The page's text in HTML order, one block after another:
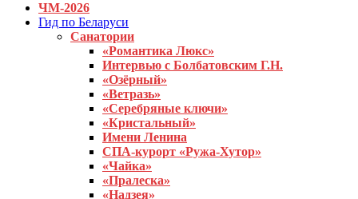
ЧМ-2026
Гид по Беларуси
Санатории
«Романтика Люкс»
Интервью с Болбатовским Г.Н.
«Озёрный»
«Ветразь»
«Серебряные ключи»
«Кристальный»
Имени Ленина
СПА-курорт «Ружа-Хутор»
«Чайка»
«Пралеска»
«Надзея»